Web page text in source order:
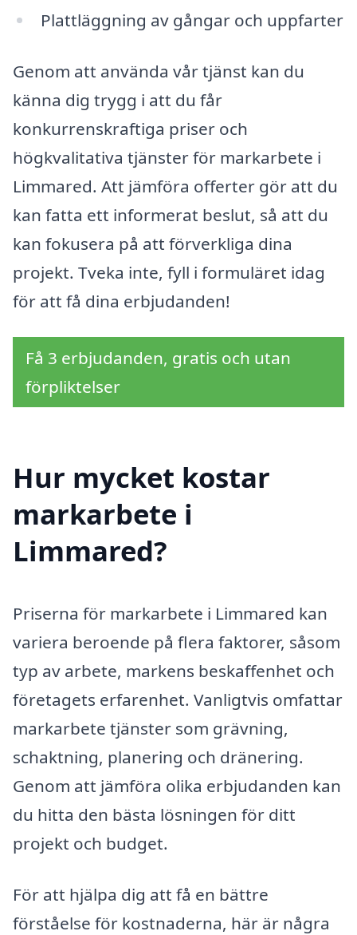
Plattläggning av gångar och uppfarter
Genom att använda vår tjänst kan du
känna dig trygg i att du får
konkurrenskraftiga priser och
högkvalitativa tjänster för markarbete i
Limmared. Att jämföra offerter gör att du
kan fatta ett informerat beslut, så att du
kan fokusera på att förverkliga dina
projekt. Tveka inte, fyll i formuläret idag
för att få dina erbjudanden!
Få 3 erbjudanden, gratis och utan
förpliktelser
Hur mycket kostar
markarbete i
Limmared?
Priserna för markarbete i Limmared kan
variera beroende på flera faktorer, såsom
typ av arbete, markens beskaffenhet och
företagets erfarenhet. Vanligtvis omfattar
markarbete tjänster som grävning,
schaktning, planering och dränering.
Genom att jämföra olika erbjudanden kan
du hitta den bästa lösningen för ditt
projekt och budget.
För att hjälpa dig att få en bättre
förståelse för kostnaderna, här är några